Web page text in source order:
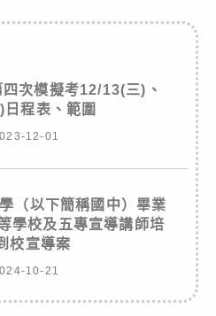
次模擬考12/13(三)、
程表、範圍
12-01
（以下簡稱國中）畢業
學校及五專宣導講師培
校宣導案
10-21